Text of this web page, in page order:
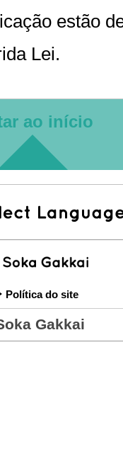
estão
Lei.
ao início
Política do site
Gakkai